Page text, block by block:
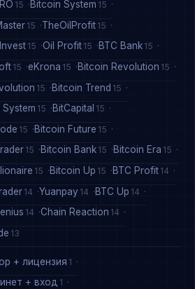
15 Bitcoin System 15
15 TheOilProfit 15
15 Oil Profit 15 BTC Bank 15
15 eKrona 15 Bitcoin Revolution 15
15 Bitcoin Trend 15
System 15 BitCapital 15
15 Bitcoin Future 15
15 Bitcoin Bank 15 Bitcoin Era 15
15 Bitcoin Up 15 BTC Profit 14
14 Yuanpay 14 BTC Up 14
14 Chain Reaction 14
13
+ лицензия 1
+ вход 1